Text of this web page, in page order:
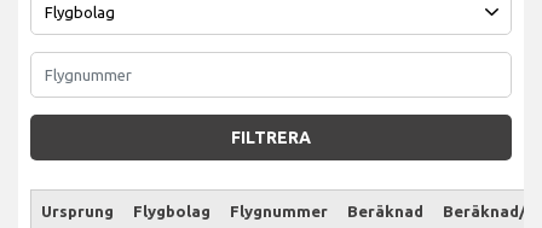
FILTRERA
Ursprung Flygbolag Flygnummer Beräknad Beräknad/